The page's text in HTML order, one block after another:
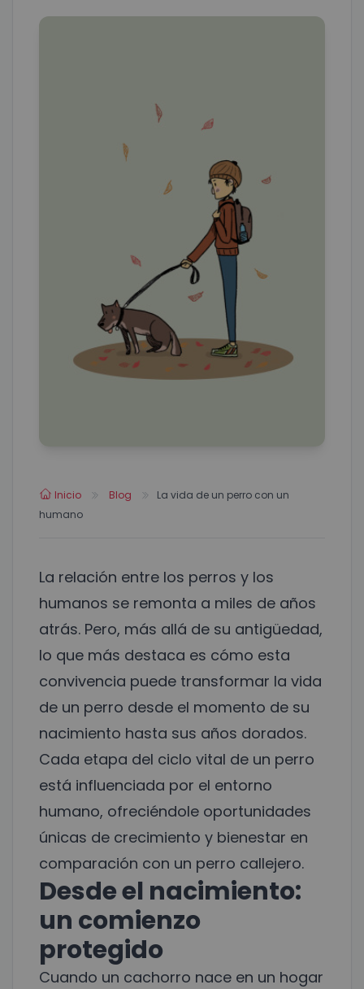
Inicio Blog
La vida de un perro con un
humano
La relación entre los perros y los
humanos se remonta a miles de años
atrás. Pero, más allá de su antigüedad,
lo que más destaca es cómo esta
convivencia puede transformar la vida
de un perro desde el momento de su
nacimiento hasta sus años dorados.
Cada etapa del ciclo vital de un perro
está influenciada por el entorno
humano, ofreciéndole oportunidades
únicas de crecimiento y bienestar en
comparación con un perro callejero.
Desde el nacimiento:
un comienzo
protegido
Cuando un cachorro nace en un hogar